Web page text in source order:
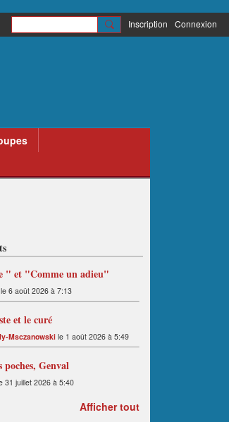
Inscription Connexion
" et "Comme un adieu"
le 6 août 2026 à 7:13
et le curé
Msczanowskile 1 août 2026 à 5:49
poches, Genval
31 juillet 2026 à 5:40
Afficher tout